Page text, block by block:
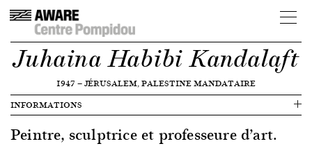
Juhaina Habibi Kandalaft
1947 —JÉRUSALEM, PALESTINE MANDATAIRE
INFORMATIONS
Peintre, sculptrice et professeure d’art.